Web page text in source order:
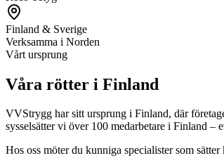
Finland & Sverige
Verksamma i Norden
Vårt ursprung
Våra rötter i Finland
VVStrygg har sitt ursprung i Finland, där
sysselsätter vi över 100 medarbetare i Finland
Hos oss möter du kunniga specialister som